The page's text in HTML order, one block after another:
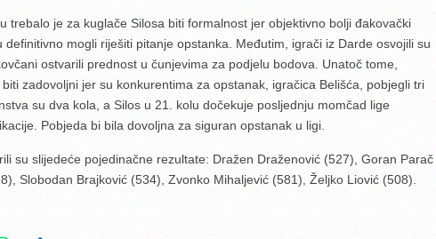
trebalo je za kuglače Silosa biti formalnost jer objektivno bolji đakovački
definitivno mogli riješiti pitanje opstanka. Međutim, igrači iz Darde osvojili su
ostvarili prednost u čunjevima za podjelu bodova. Unatoč tome,
zadovoljni jer su konkurentima za opstanak, igračica Belišća, pobjegli tri
su dva kola, a Silos u 21. kolu dočekuje posljednju momčad lige
Pobjeda bi bila dovoljna za siguran opstanak u ligi.
su slijedeće pojedinačne rezultate: Dražen Draženović (527), Goran Parač
Slobodan Brajković (534), Zvonko Mihaljević (581), Željko Liović (508).